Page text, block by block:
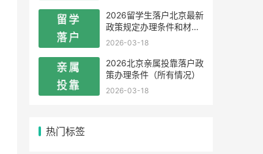
2026留学生落户北京最新
政策规定办理条件和材料
及流程
2026-03-18
2026北京亲属投靠落户政
策办理条件（所有情况）
2026-03-18
热门标签